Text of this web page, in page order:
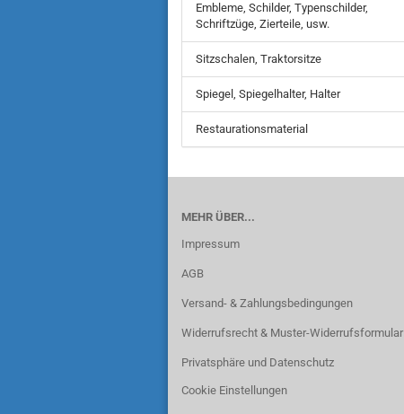
Embleme, Schilder, Typenschilder,
Schriftzüge, Zierteile, usw.
Sitzschalen, Traktorsitze
Spiegel, Spiegelhalter, Halter
Restaurationsmaterial
MEHR ÜBER...
Impressum
AGB
Versand- & Zahlungsbedingungen
Widerrufsrecht & Muster-Widerrufsformular
Privatsphäre und Datenschutz
Cookie Einstellungen